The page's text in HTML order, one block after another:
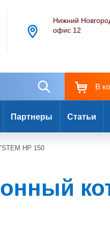
Нижний
офис 12
В
Партнеры Статьи
HP 150